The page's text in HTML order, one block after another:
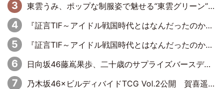
東雲うみ、ポップな制服姿で魅せる“東雲グリーン”の正体
『証言TIF～アイドル戦国時代とはなんだったのか～』第8回：Negicco・Nao☆×Megu×Kaede「東京からオファーが来たのと、梨の皮剥きとどっちが大事なんだって」
『証言TIF～アイドル戦国時代とはなんだったのか～』第10回：さくら学院・武藤彩未×飯田らうら「正直、中3で辞めるというのを信じてなくて。そう言われてはいたけど、嘘でしょって」
日向坂46藤嶌果歩、二十歳のサプライズバースデーに大喜び「頼られる先輩になれるように努力していきたい」
乃木坂46×ビルディバイドTCG Vol.2公開 賀喜遥香＆田村真佑が『京まふ』ステージに登壇